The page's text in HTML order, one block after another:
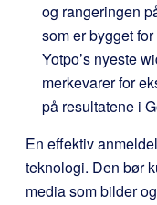
og rangeringen
som er bygget
Yotpo’s nyeste
merkevarer for
på resultatene i
En effektiv
teknologi. Den bør
media som bilder